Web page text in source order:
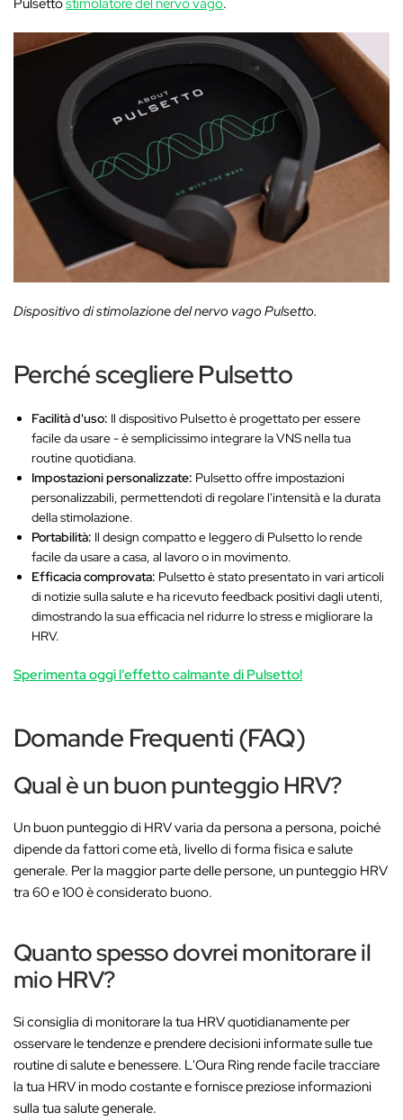
Pulsettostimolatore del nervo vago.
Dispositivo di stimolazione del nervo vago Pulsetto.
Perché scegliere Pulsetto
Facilità d'uso: Il dispositivo Pulsetto è progettato per essere
facile da usare - è semplicissimo integrare la VNS nella tua
routine quotidiana.
Impostazioni personalizzate: Pulsetto offre impostazioni
personalizzabili, permettendoti di regolare l'intensità e la durata
della stimolazione.
Portabilità: Il design compatto e leggero di Pulsetto lo rende
facile da usare a casa, al lavoro o in movimento.
Efficacia comprovata: Pulsetto è stato presentato in vari articoli
di notizie sulla salute e ha ricevuto feedback positivi dagli utenti,
dimostrando la sua efficacia nel ridurre lo stress e migliorare la
HRV.
Sperimenta oggi l'effetto calmante di Pulsetto!
Domande Frequenti (FAQ)
Qual è un buon punteggio HRV?
Un buon punteggio di HRV varia da persona a persona, poiché
dipende da fattori come età, livello di forma fisica e salute
generale. Per la maggior parte delle persone, un punteggio HRV
tra 60 e 100 è considerato buono.
Quanto spesso dovrei monitorare il
mio HRV?
Si consiglia di monitorare la tua HRV quotidianamente per
osservare le tendenze e prendere decisioni informate sulle tue
routine di salute e benessere. L'Oura Ring rende facile tracciare
la tua HRV in modo costante e fornisce preziose informazioni
sulla tua salute generale.